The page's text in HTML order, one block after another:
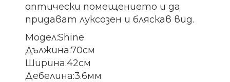
оптически помещението и да
придават луксозен и бляскав вид.
Модел:Shine
Дължина:70см
Ширина:42см
Дебелина:3.6мм